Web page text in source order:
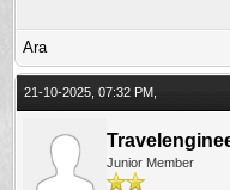
Ara
21-10-2025, 07:32 PM,
Junior Member